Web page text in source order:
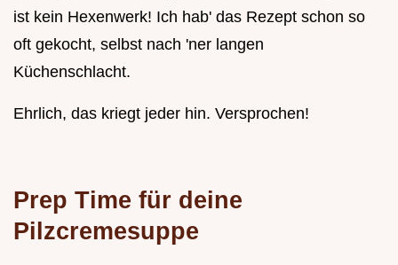
ist kein Hexenwerk! Ich hab' das Rezept schon so
oft gekocht, selbst nach 'ner langen
Küchenschlacht.
Ehrlich, das kriegt jeder hin. Versprochen!
Prep Time für deine
Pilzcremesuppe